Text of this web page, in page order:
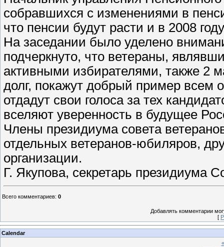
собравшихся с изменениями в
что пенсии будут расти и в 2008
На заседании было уделено
подчеркнуто, что ветераны,
активными избирателями, также 2
долг, покажут добрый пример всем
отдадут свои голоса за тех
вселяют уверенность в будущее
Члены президиума совета
отдельных ветеранов-юбиляров,
организации.
Г. Якупова, секретарь президиума
Всего комментариев: 0
Добавлять комментарии
[
Calendar
«